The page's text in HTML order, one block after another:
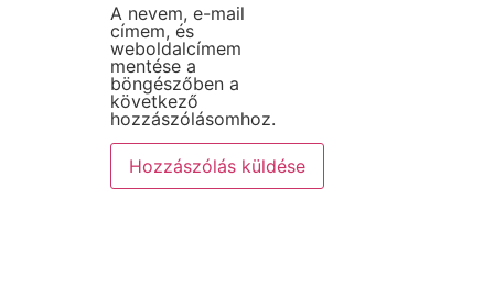
A nevem, e-mail
címem, és
weboldalcímem
mentése a
böngészőben a
következő
hozzászólásomhoz.